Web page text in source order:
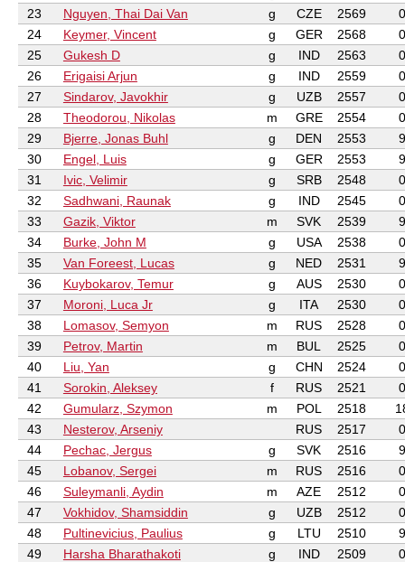
23
Nguyen, Thai Dai Van g CZE 2569
0
24
Keymer, Vincent g GER 2568
0
25
Gukesh D g IND 2563
0
26
Erigaisi Arjun g IND 2559
0
27
Sindarov, Javokhir g UZB 2557
0
28
Theodorou, Nikolas m GRE 2554
0
29
Bjerre, Jonas Buhl g DEN 2553
9
30
Engel, Luis g GER 2553
9
31
Ivic, Velimir g SRB 2548
0
32
Sadhwani, Raunak g IND 2545
0
33
Gazik, Viktor m SVK 2539
9
34
Burke, John M g USA 2538
0
35
Van Foreest, Lucas g NED 2531
9
36
Kuybokarov, Temur g AUS 2530
0
37
Moroni, Luca Jr g ITA 2530
0
38
Lomasov, Semyon m RUS 2528
0
39
Petrov, Martin m BUL 2525
0
40
Liu, Yan g CHN 2524
0
41
Sorokin, Aleksey f RUS 2521
0
42
Gumularz, Szymon m POL 2518
43
Nesterov, Arseniy RUS 2517
0
44
Pechac, Jergus g SVK 2516
9
45
Lobanov, Sergei m RUS 2516
0
46
Suleymanli, Aydin m AZE 2512
0
47
Vokhidov, Shamsiddin g UZB 2512
0
48
Pultinevicius, Paulius g LTU 2510
9
49
Harsha Bharathakoti g IND 2509
0